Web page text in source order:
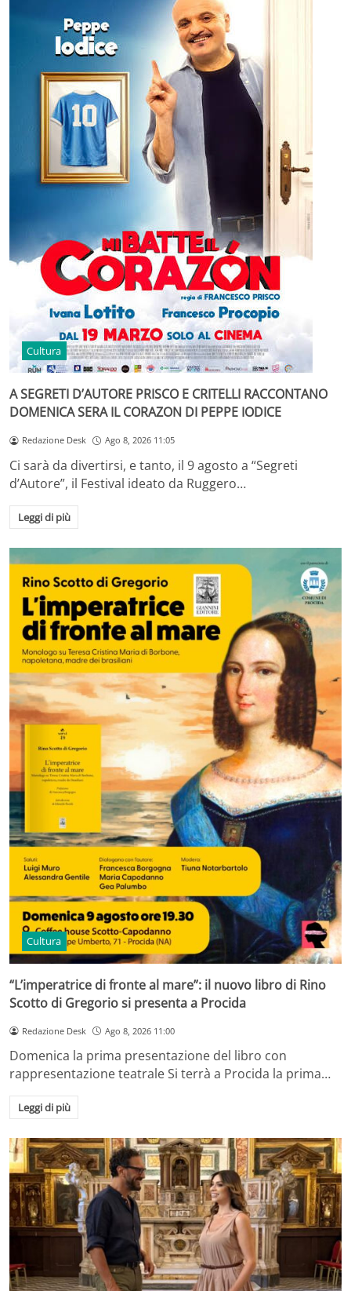
Cultura
A SEGRETI D’AUTORE PRISCO E CRITELLI RACCONTANO
DOMENICA SERA IL CORAZON DI PEPPE IODICE
Redazione Desk Ago 8, 2026 11:05
Ci sarà da divertirsi, e tanto, il 9 agosto a “Segreti
d’Autore”, il Festival ideato da Ruggero…
Leggi di più
Cultura
“L’imperatrice di fronte al mare”: il nuovo libro di Rino
Scotto di Gregorio si presenta a Procida
Redazione Desk Ago 8, 2026 11:00
Domenica la prima presentazione del libro con
rappresentazione teatrale Si terrà a Procida la prima…
Leggi di più